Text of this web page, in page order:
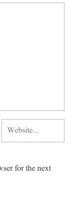
for the next